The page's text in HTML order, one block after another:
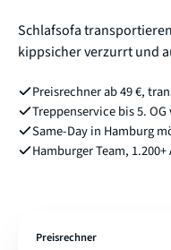
Schlafsofa
kippsicher verzurrt und
Preisrechner ab 49 €,
Treppenservice bis 5.
Same-Day in Hamburg
Hamburger Team,
Preisrechner